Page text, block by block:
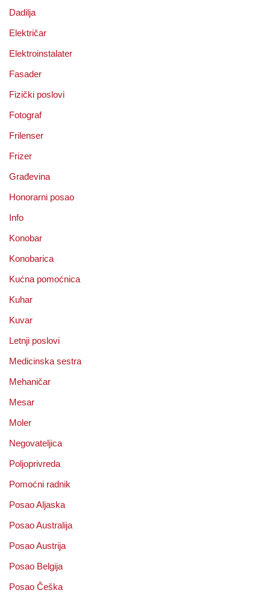
Dadilja
Električar
Elektroinstalater
Fasader
Fizički poslovi
Fotograf
Frilenser
Frizer
Građevina
Honorarni posao
Info
Konobar
Konobarica
Kućna pomoćnica
Kuhar
Kuvar
Letnji poslovi
Medicinska sestra
Mehaničar
Mesar
Moler
Negovateljica
Poljoprivreda
Pomoćni radnik
Posao Aljaska
Posao Australija
Posao Austrija
Posao Belgija
Posao Češka